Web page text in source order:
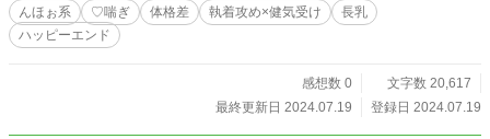
んほぉ系 ♡喘ぎ 体格差 執着攻め×健気受け
長乳
ハッピーエンド
感想数 0
文字数 20,617
最終更新日 2024.07.19
登録日 2024.07.19